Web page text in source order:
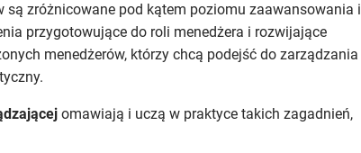
są zróżnicowane pod kątem poziomu zaawansowania i
przygotowujące do roli menedżera i rozwijające
menedżerów, którzy chcą podejść do zarządzania
omawiają i uczą w praktyce takich zagadnień,